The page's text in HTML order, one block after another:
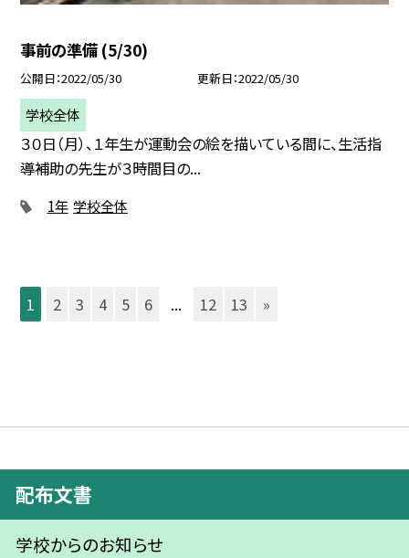
事前の準備 (5/30)
公開日 2022/05/30 更新日 2022/05/30
学校全体
３０日（月）、１年生が運動会の絵を描いている間に、生活指
導補助の先生が３時間目の...
1年 学校全体
1 2 3 4 5 6 ... 12 13 »
配布文書
学校からのお知らせ